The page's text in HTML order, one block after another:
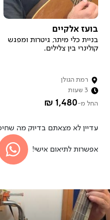
איך
בועז אלקיים
בניית כלי מיתר, גיטרות ומפגש
קולינרי בין צלילים.
רמת הגולן
3 שעות
החל מ-1,480 ₪
עדיין לא מצאתם בדיוק מה
אפשרות לתיאום אישי!